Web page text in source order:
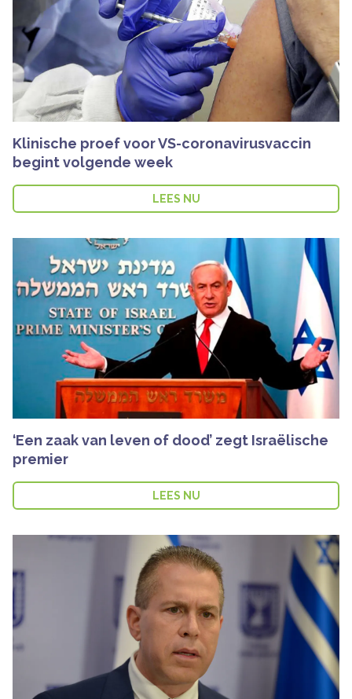
Klinische proef voor VS-coronavirusvaccin
begint volgende week
LEES NU
‘Een zaak van leven of dood’ zegt Israëlische
premier
LEES NU